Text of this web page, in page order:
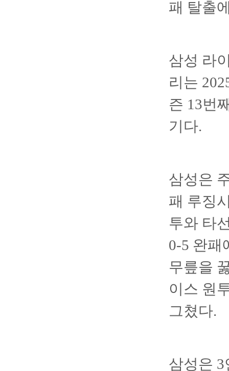
패 탈출
삼성 라
리는
즌 13번
기다.
삼성은
패 루징
투와 타
0-5 완패
무릎을
이스 원
그쳤다.
삼성은